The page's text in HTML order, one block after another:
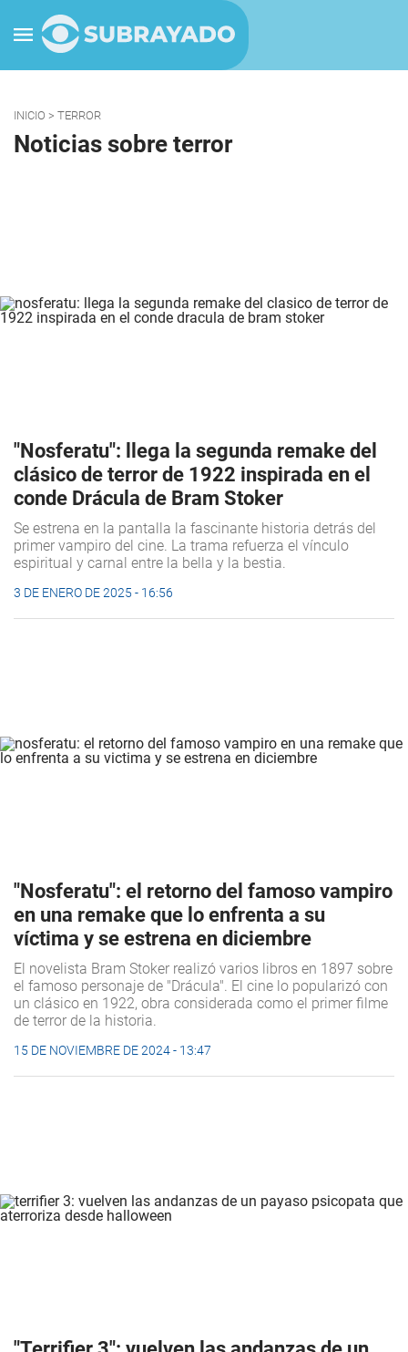
INICIO > TERROR
Noticias sobre terror
"Nosferatu": llega la segunda remake del
clásico de terror de 1922 inspirada en el
conde Drácula de Bram Stoker
Se estrena en la pantalla la fascinante historia detrás del
primer vampiro del cine. La trama refuerza el vínculo
espiritual y carnal entre la bella y la bestia.
3 DE ENERO DE 2025 - 16:56
"Nosferatu": el retorno del famoso vampiro
en una remake que lo enfrenta a su
víctima y se estrena en diciembre
El novelista Bram Stoker realizó varios libros en 1897 sobre
el famoso personaje de "Drácula". El cine lo popularizó con
un clásico en 1922, obra considerada como el primer filme
de terror de la historia.
15 DE NOVIEMBRE DE 2024 - 13:47